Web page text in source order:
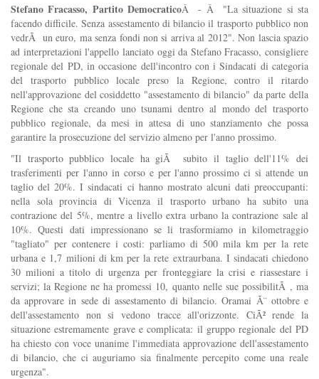
Stefano Fracasso, Partito DemocraticoÂ - Â "La situazione si sta
facendo difficile. Senza assestamento di bilancio il trasporto pubblico non
vedrÃ un euro, ma senza fondi non si arriva al 2012". Non lascia spazio
ad interpretazioni l'appello lanciato oggi da Stefano Fracasso, consigliere
regionale del PD, in occasione dell'incontro con i Sindacati di categoria
del trasporto pubblico locale preso la Regione, contro il ritardo
nell'approvazione del cosiddetto "assestamento di bilancio" da parte della
Regione che sta creando uno tsunami dentro al mondo del trasporto
pubblico regionale, da mesi in attesa di uno stanziamento che possa
garantire la prosecuzione del servizio almeno per l'anno prossimo.
"Il trasporto pubblico locale ha giÃ subito il taglio dell'11% dei
trasferimenti per l'anno in corso e per l'anno prossimo ci si attende un
taglio del 20%. I sindacati ci hanno mostrato alcuni dati preoccupanti:
nella sola provincia di Vicenza il trasporto urbano ha subito una
contrazione del 5%, mentre a livello extra urbano la contrazione sale al
10%. Questi dati impressionano se li trasformiamo in kilometraggio
"tagliato" per contenere i costi: parliamo di 500 mila km per la rete
urbana e 1,7 milioni di km per la rete extraurbana. I sindacati chiedono
30 milioni a titolo di urgenza per fronteggiare la crisi e riassestare i
servizi; la Regione ne ha promessi 10, quanto nelle sue possibilitÃ , ma
da approvare in sede di assestamento di bilancio. Oramai Ã¨ ottobre e
dell'assestamento non si vedono tracce all'orizzonte. CiÃ² rende la
situazione estremamente grave e complicata: il gruppo regionale del PD
ha chiesto con voce unanime l'immediata approvazione dell'assestamento
di bilancio, che ci auguriamo sia finalmente percepito come una reale
urgenza".